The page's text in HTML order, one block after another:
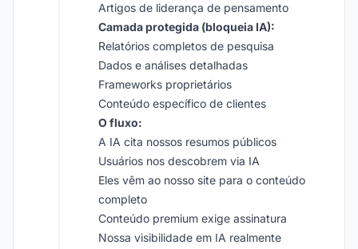
Artigos de liderança de pensamento
Camada protegida (bloqueia IA):
Relatórios completos de pesquisa
Dados e análises detalhadas
Frameworks proprietários
Conteúdo específico de clientes
O fluxo:
A IA cita nossos resumos públicos
Usuários nos descobrem via IA
Eles vêm ao nosso site para o conteúdo
completo
Conteúdo premium exige assinatura
Nossa visibilidade em IA realmente